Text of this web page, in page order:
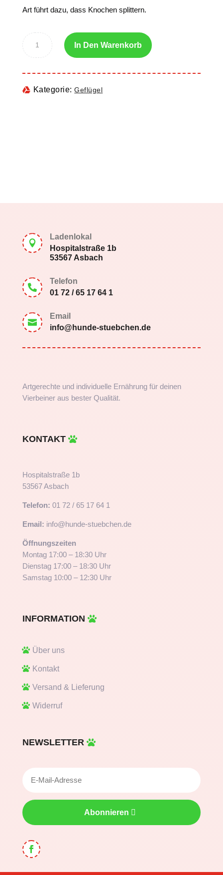
Art führt dazu, dass Knochen splittern.
In Den Warenkorb
Kategorie:Geflügel

Ladenlokal
Hospitalstraße 1b
53567 Asbach

Telefon
01 72 / 65 17 64 1

Email
info@hunde-stuebchen.de
Artgerechte und individuelle Ernährung für deinen
Vierbeiner aus bester Qualität.
KONTAKT
Hospitalstraße 1b
53567 Asbach
Telefon: 01 72 / 65 17 64 1
Email: info@hunde-stuebchen.de
Öffnungszeiten
Montag 17:00 – 18:30 Uhr
Dienstag 17:00 – 18:30 Uhr
Samstag 10:00 – 12:30 Uhr
INFORMATION
Über uns
Kontakt
Versand & Lieferung
Widerruf
NEWSLETTER
Abonnieren